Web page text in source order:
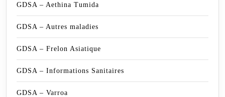
GDSA – Aethina Tumida
GDSA – Autres maladies
GDSA – Frelon Asiatique
GDSA – Informations Sanitaires
GDSA – Varroa